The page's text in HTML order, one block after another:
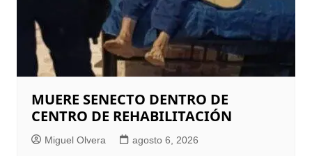
MUERE SENECTO DENTRO DE
CENTRO DE REHABILITACIÓN
Miguel Olvera agosto 6, 2026